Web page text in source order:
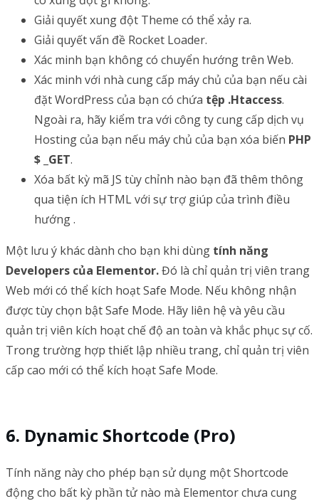
Giải quyết xung đột Theme có thể xảy ra.
Giải quyết vấn đề Rocket Loader.
Xác minh bạn không có chuyển hướng trên Web.
Xác minh với nhà cung cấp máy chủ của bạn nếu cài
đặt WordPress của bạn có chứa tệp .Htaccess.
Ngoài ra, hãy kiểm tra với công ty cung cấp dịch vụ
Hosting của bạn nếu máy chủ của bạn xóa biến PHP
$ _GET.
Xóa bất kỳ mã JS tùy chỉnh nào bạn đã thêm thông
qua tiện ích HTML với sự trợ giúp của trình điều
hướng .
Một lưu ý khác dành cho bạn khi dùng tính năng
Developers của Elementor.Đó là chỉ quản trị viên trang
Web mới có thể kích hoạt Safe Mode. Nếu không nhận
được tùy chọn bật Safe Mode. Hãy liên hệ và yêu cầu
quản trị viên kích hoạt chế độ an toàn và khắc phục sự cố.
Trong trường hợp thiết lập nhiều trang, chỉ quản trị viên
cấp cao mới có thể kích hoạt Safe Mode.
Dynamic Shortcode (Pro)
Tính năng này cho phép bạn sử dụng một Shortcode
động cho bất kỳ phần tử nào mà Elementor chưa cung